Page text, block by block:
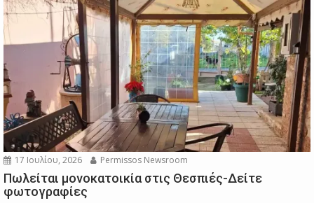
17 Ιουλίου, 2026 Permissos Newsroom
Πωλείται μονοκατοικία στις Θεσπιές-Δείτε
φωτογραφίες